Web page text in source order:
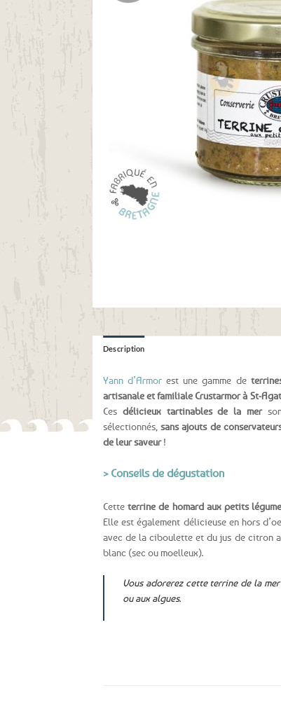
Description
Yann d’Armor est une gamme de
artisanale et familiale Crustarmor à St-
Ces délicieux tartinables de la mer
sélectionnés,sans ajouts de
de leur saveur!
> Conseils de dégustation
Cetteterrine de homard aux petits
Elle est également délicieuse en hors
avec de la ciboulette et du jus de citron
blanc (sec ou moelleux).
Vous adorerez cette terrine de la
ou aux algues.